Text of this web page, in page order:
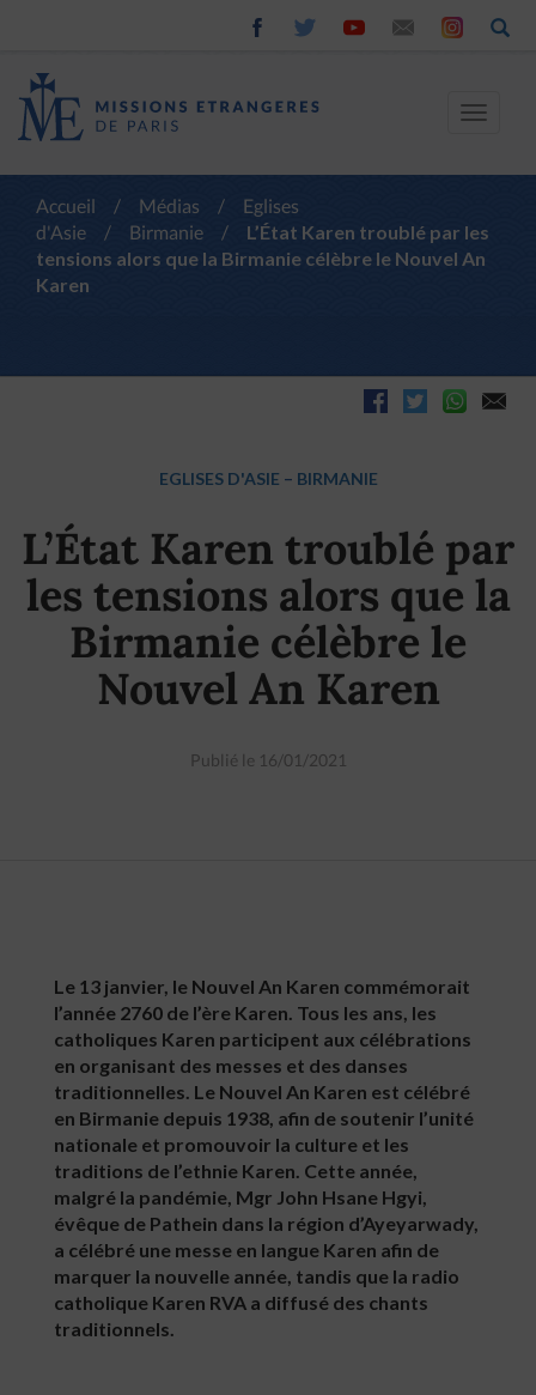
Toggle
Accueil / Médias /
Eglises
d'Asie
/ Birmanie /
L’État Karen troublé par les
tensions alors que la Birmanie célèbre le Nouvel An
Karen
EGLISES D'ASIE – BIRMANIE
L’État Karen troublé par
les tensions alors que la
Birmanie célèbre le
Nouvel An Karen
Publié le 16/01/2021
Le 13 janvier, le Nouvel An Karen commémorait
l’année 2760 de l’ère Karen. Tous les ans, les
catholiques Karen participent aux célébrations
en organisant des messes et des danses
traditionnelles. Le Nouvel An Karen est célébré
en Birmanie depuis 1938, afin de soutenir l’unité
nationale et promouvoir la culture et les
traditions de l’ethnie Karen. Cette année,
malgré la pandémie, Mgr John Hsane Hgyi,
évêque de Pathein dans la région d’Ayeyarwady,
a célébré une messe en langue Karen afin de
marquer la nouvelle année, tandis que la radio
catholique Karen RVA a diffusé des chants
traditionnels.